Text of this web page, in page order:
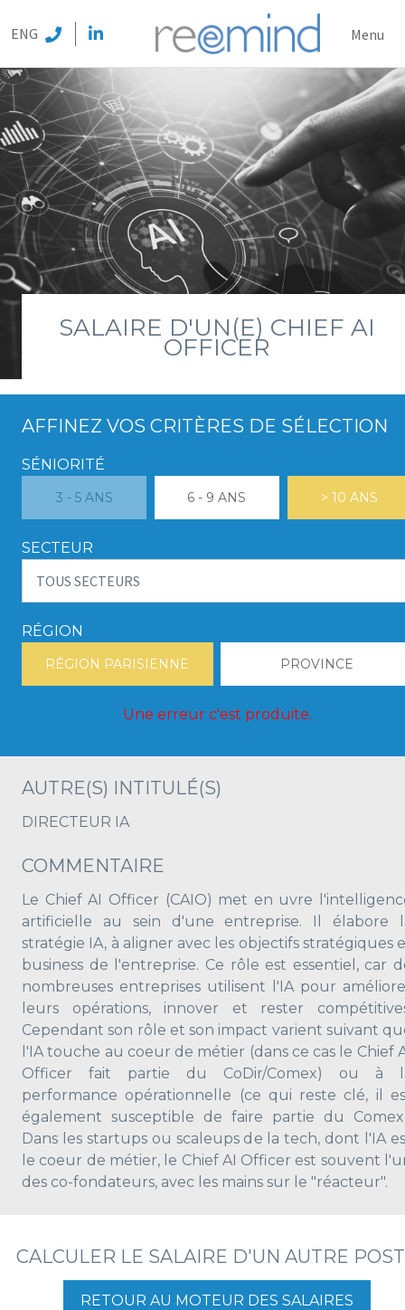
ENG Menu
SALAIRE D'UN(E) CHIEF AI
OFFICER
AFFINEZ VOS CRITÈRES DE SÉLECTION
SÉNIORITÉ
3 - 5 ANS 6 - 9 ANS > 10 ANS
SECTEUR
RÉGION
RÉGION PARISIENNE PROVINCE
Une erreur c'est produite.
AUTRE(S) INTITULÉ(S)
DIRECTEUR IA
COMMENTAIRE
Le Chief AI Officer (CAIO) met en uvre
artificielle au sein d'une entreprise. Il élabore
stratégie IA, à aligner avec les objectifs stratégiques
business de l'entreprise. Ce rôle est essentiel, car
nombreuses entreprises utilisent l'IA pour
leurs opérations, innover et rester
Cependant son rôle et son impact varient suivant
l'IA touche au coeur de métier (dans ce cas le Chief
Officer fait partie du CoDir/Comex) ou à
performance opérationnelle (ce qui reste clé, il
également susceptible de faire partie du
Dans les startups ou scaleups de la tech, dont l'IA
le coeur de métier, le Chief AI Officer est souvent
des co-fondateurs, avec les mains sur le "réacteur".
CALCULER LE SALAIRE D'UN AUTRE
RETOUR AU MOTEUR DES SALAIRES